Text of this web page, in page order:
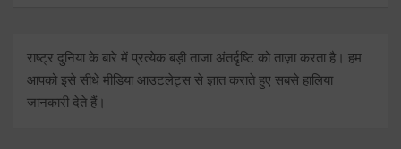
राष्ट्र दुनिया के बारे में प्रत्येक बड़ी ताजा अंतर्दृष्टि को ताज़ा करता है। हम
आपको इसे सीधे मीडिया आउटलेट्स से ज्ञात कराते हुए सबसे हालिया
जानकारी देते हैं।